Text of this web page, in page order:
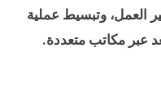
العمل، وتبسيط عملية
عبر مكاتب متعددة.